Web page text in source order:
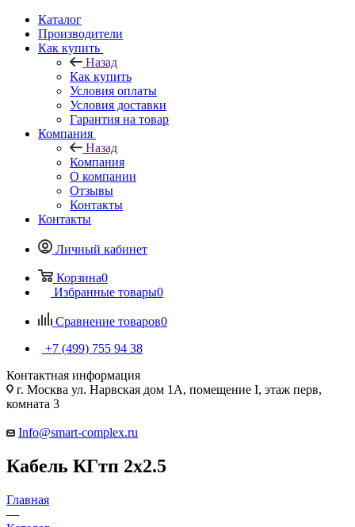
Каталог
Производители
Как купить
Назад
Как купить
Условия оплаты
Условия доставки
Гарантия на товар
Компания
Назад
Компания
О компании
Отзывы
Контакты
Контакты
Личный кабинет
Корзина0
Избранные товары0
Сравнение товаров0
+7 (499) 755 94 38
Контактная информация
г. Москва ул. Нарвская дом 1А, помещение I, этаж перв,
комната 3
Info@smart-complex.ru
Кабель КГтп 2х2.5
Главная
—